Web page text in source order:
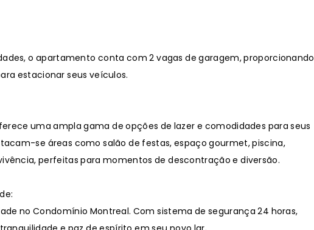
o apartamento conta com 2 vagas de garagem, proporcionando
estacionar seus veículos.
uma ampla gama de opções de lazer e comodidades para seus
se áreas como salão de festas, espaço gourmet, piscina,
perfeitas para momentos de descontração e diversão.
no Condomínio Montreal. Com sistema de segurança 24 horas,